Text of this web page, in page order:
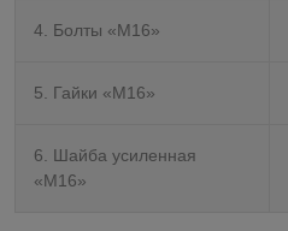
4. Болты «М16»
5. Гайки «М16»
6. Шайба усиленная
«М16»